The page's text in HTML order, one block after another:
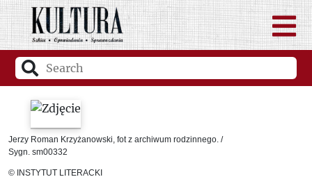
Jerzy Roman Krzyżanowski, fot z archiwum rodzinnego. /
Sygn. sm00332
© INSTYTUT LITERACKI